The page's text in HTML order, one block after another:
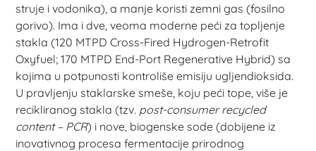
struje i vodonika), a manje koristi zemni gas (fosilno
gorivo). Ima i dve, veoma moderne peći za topljenje
stakla (120 MTPD Cross-Fired Hydrogen-Retrofit
Oxyfuel; 170 MTPD End-Port Regenerative Hybrid) sa
kojima u potpunosti kontroliše emisiju ugljendioksida.
U pravljenju staklarske smeše, koju peći tope, više je
recikliranog stakla (tzv. post-consumer recycled
content – PCR) i nove, biogenske sode (dobijene iz
inovativnog procesa fermentacije prirodnog